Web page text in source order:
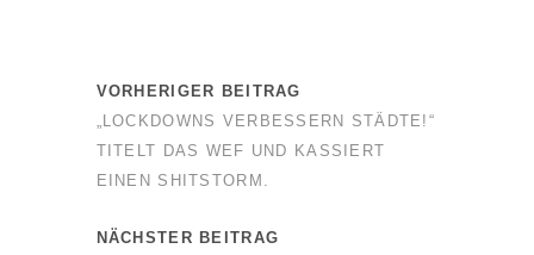
VORHERIGER BEITRAG
„LOCKDOWNS VERBESSERN STÄDTE!“
TITELT DAS WEF UND KASSIERT
EINEN SHITSTORM.
NÄCHSTER BEITRAG